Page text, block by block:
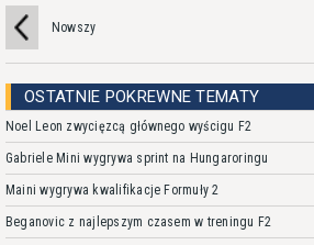
Nowszy
OSTATNIE POKREWNE TEMATY
Noel Leon zwycięzcą głównego wyścigu F2
Gabriele Mini wygrywa sprint na Hungaroringu
Maini wygrywa kwalifikacje Formuły 2
Beganovic z najlepszym czasem w treningu F2